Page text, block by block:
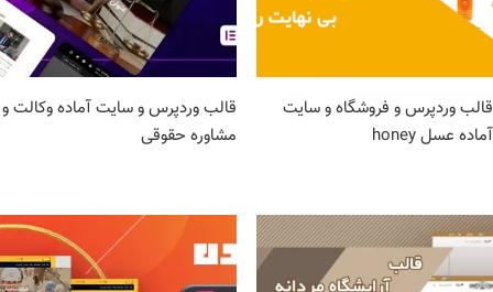
قالب وردپرس و فروشگاه و سایت
آماده عسل honey
قالب وردپرس و سایت آماده وکالت و
مشاوره حقوقی